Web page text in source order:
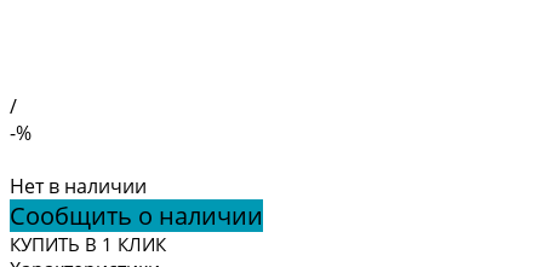
/
-%
Нет в наличии
Сообщить о наличии
КУПИТЬ В 1 КЛИК